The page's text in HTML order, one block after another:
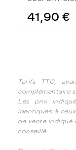
41,90 €
Tarifs TTC,
complémentaire
Les prix
identiques à
de vente indiqué
conseillé.